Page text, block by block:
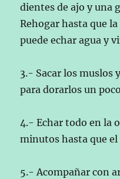
dientes de ajo y una
Rehogar hasta que
puede echar agua y
3.- Sacar los muslos
para dorarlos un
4.- Echar todo en la
minutos hasta que el
5.- Acompañar con